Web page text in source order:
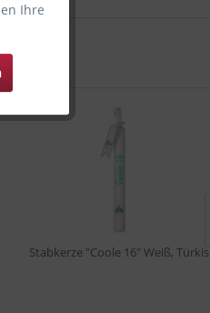
Stabkerze "Coole 16" Weiß, Türkis
Ihre